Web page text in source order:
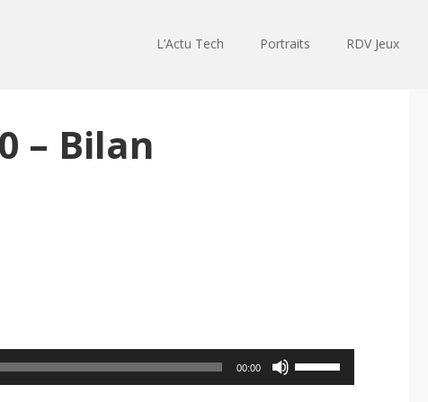
L’Actu Tech Portraits RDV Jeux
– Bilan
00:00
les